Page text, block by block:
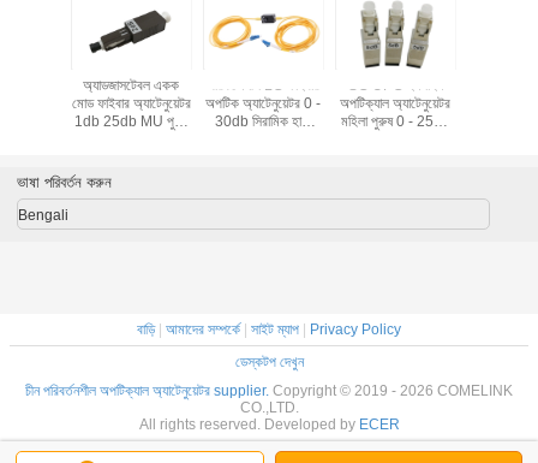
অ্যাডজাসটেবল একক
মোড ফাইবার অ্যাটেনুয়েটর
1db 25db MU পুরুষ
অপটিক অ্যাটেনুয়েটর 0 -
30db সিরামিক হাতা
অপটিক্যাল অ্যাটেনুয়েটর
মহিলা পুরুষ 0 - 25db
ভাষা পরিবর্তন করুন
Bengali
বাড়ি| আমাদের সম্পর্কে| সাইট ম্যাপ | Privacy Policy
ডেস্কটপ দেখুন
চীন পরিবর্তনশীল অপটিক্যাল অ্যাটেনুয়েটর supplier. Copyright © 2019 - 2026 COMELINK
CO.,LTD.
All rights reserved. Developed by ECER